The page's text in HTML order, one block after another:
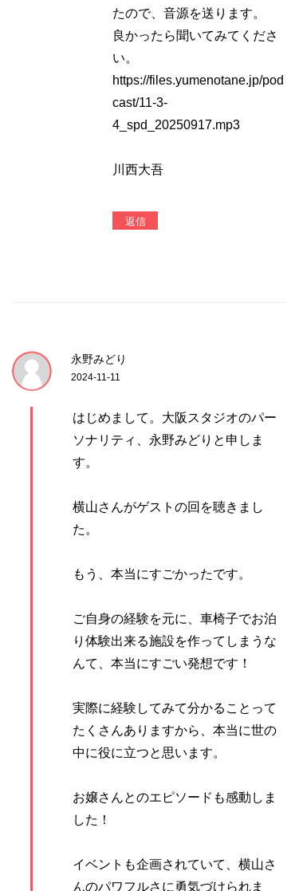
たので、音源を送ります。
良かったら聞いてみてくださ
い。
https://files.yumenotane.jp/pod
cast/11-3-
4_spd_20250917.mp3
川西大吾
返信
永野みどり
2024-11-11
はじめまして。大阪スタジオのパー
ソナリティ、永野みどりと申しま
す。
横山さんがゲストの回を聴きまし
た。
もう、本当にすごかったです。
ご自身の経験を元に、車椅子でお泊
り体験出来る施設を作ってしまうな
んて、本当にすごい発想です！
実際に経験してみて分かることって
たくさんありますから、本当に世の
中に役に立つと思います。
お嬢さんとのエピソードも感動しま
した！
イベントも企画されていて、横山さ
んのパワフルさに勇気づけられま